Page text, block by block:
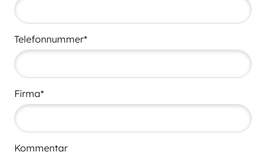
Telefonnummer*
Firma*
Kommentar